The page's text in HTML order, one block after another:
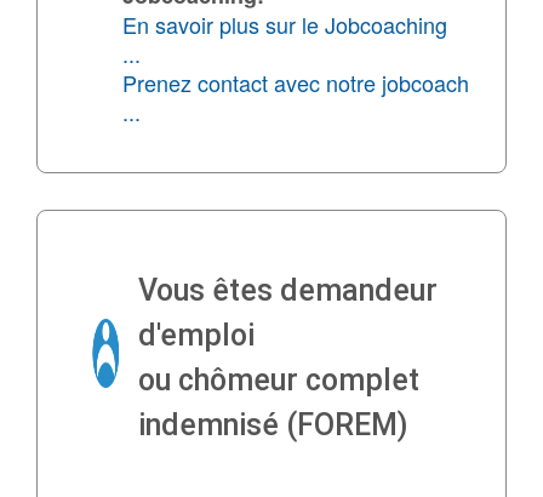
En savoir plus sur le Jobcoaching
...
Prenez contact avec notre jobcoach
...
Vous êtes demandeur
d'emploi
ou chômeur complet
indemnisé (FOREM)